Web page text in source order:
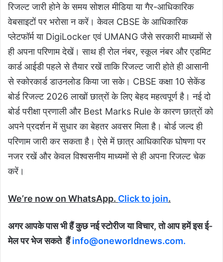
रिजल्ट जारी होने के समय सोशल मीडिया या गैर-आधिकारिक
वेबसाइटों पर भरोसा न करें। केवल CBSE के आधिकारिक
प्लेटफॉर्म या DigiLocker एवं UMANG जैसे सरकारी माध्यमों से
ही अपना परिणाम देखें। साथ ही रोल नंबर, स्कूल नंबर और एडमिट
कार्ड आईडी पहले से तैयार रखें ताकि रिजल्ट जारी होते ही आसानी
से स्कोरकार्ड डाउनलोड किया जा सके। CBSE कक्षा 10 सेकेंड
बोर्ड रिजल्ट 2026 लाखों छात्रों के लिए बेहद महत्वपूर्ण है। नई दो
बोर्ड परीक्षा प्रणाली और Best Marks Rule के कारण छात्रों को
अपने प्रदर्शन में सुधार का बेहतर अवसर मिला है। बोर्ड जल्द ही
परिणाम जारी कर सकता है। ऐसे में छात्र आधिकारिक घोषणा पर
नजर रखें और केवल विश्वसनीय माध्यमों से ही अपना रिजल्ट चेक
करें।
We’re now on WhatsApp. Click to join.
अगर आपके पास भी हैं कुछ नई स्टोरीज या विचार, तो आप हमें इस ई-
मेल पर भेज सकतेहैंinfo@oneworldnews.com.